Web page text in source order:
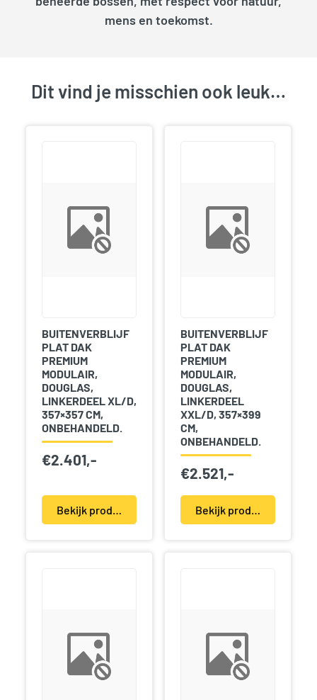
mens en toekomst.
Dit vind je misschien ook leuk…
BUITENVERBLIJF
PLAT DAK
PREMIUM
MODULAIR,
DOUGLAS,
LINKERDEEL XL/D,
357×357 CM,
ONBEHANDELD.
€2.401,-
BUITENVERBLIJF
PLAT DAK
PREMIUM
MODULAIR,
DOUGLAS,
LINKERDEEL
XXL/D, 357×399
CM,
ONBEHANDELD.
€2.521,-